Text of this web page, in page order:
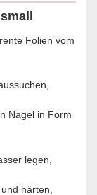
Folien vom
Nagel in Form
legen,
härten,